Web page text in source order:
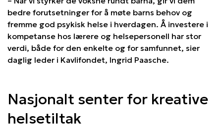
bedre forutsetninger for å møte barns behov og
fremme god psykisk helse i hverdagen. Å investere i
kompetanse hos lærere og helsepersonell har stor
verdi, både for den enkelte og for samfunnet, sier
daglig leder i Kavlifondet, Ingrid Paasche.
Nasjonalt senter for kreative
helsetiltak